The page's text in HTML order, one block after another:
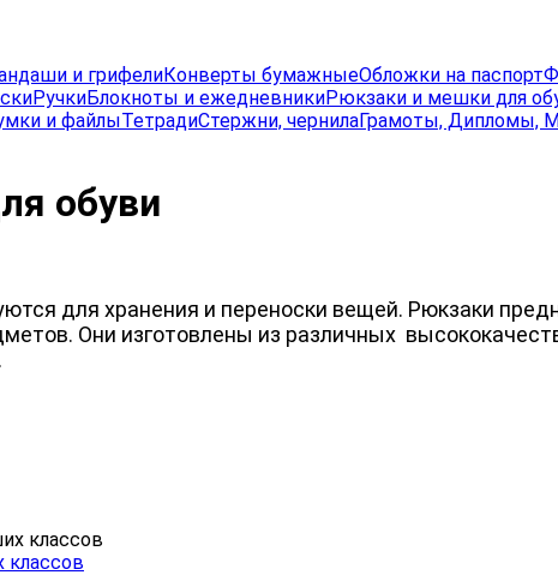
и грифелиКонверты бумажныеОбложки на паспорт
РучкиБлокноты и ежедневникиРюкзаки и мешки для
и файлыТетрадиСтержни, чернилаГрамоты, Дипломы,
обуви
для хранения и переноски вещей. Рюкзаки
Они изготовлены из различных
классов